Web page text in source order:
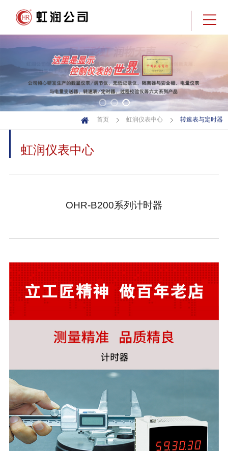
首页 虹润仪表中心 转速表与定时器
虹润仪表中心
OHR-B200系列计时器